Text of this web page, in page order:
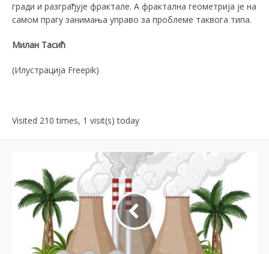
гради и разграђује фрактале. А фрактална геометрија је на
самом прагу занимања управо за проблеме таквога типа.
Милан Тасић
(Илустрација Freepik)
Visited 210 times, 1 visit(s) today